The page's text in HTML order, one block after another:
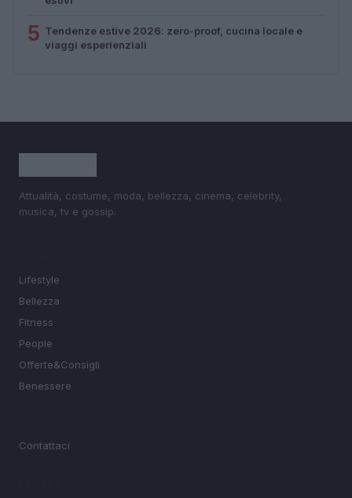
5 Tendenze estive 2026: zero-proof, cucina locale e
viaggi esperienziali
Attualità, costume, moda, bellezza, cinema, celebrity,
musica, tv e gossip.
Lifestyle
Bellezza
Fitness
People
Offerte&Consigli
Benessere
Contattaci